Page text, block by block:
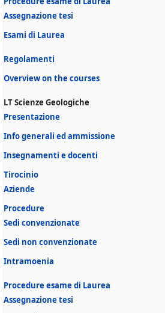
Assegnazione tesi
Esami di Laurea
Regolamenti
Overview on the courses
LT Scienze Geologiche
Presentazione
Info generali ed ammissione
Insegnamenti e docenti
Tirocinio
Aziende
Procedure
Sedi convenzionate
Sedi non convenzionate
Intramoenia
Procedure esame di Laurea
Assegnazione tesi